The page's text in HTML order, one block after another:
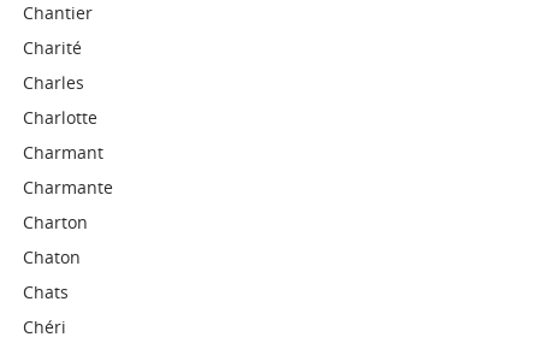
Chantier
Charité
Charles
Charlotte
Charmant
Charmante
Charton
Chaton
Chats
Chéri